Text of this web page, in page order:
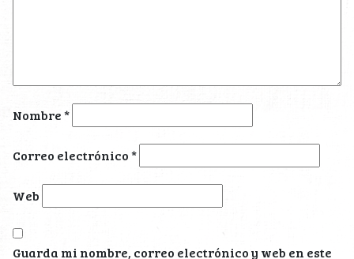
Nombre*
Correo electrónico*
Web
Guarda mi nombre, correo electrónico y web en este